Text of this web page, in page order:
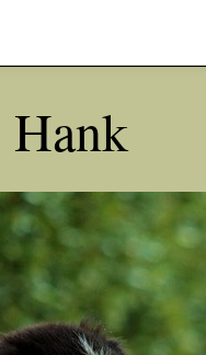
Hank